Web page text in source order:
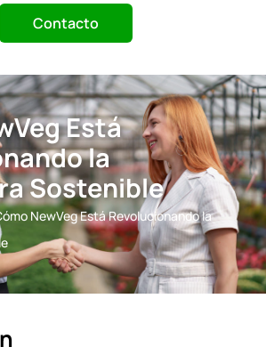
Contacto
Está
la
Sostenible
NewVeg Está Revolucionando la